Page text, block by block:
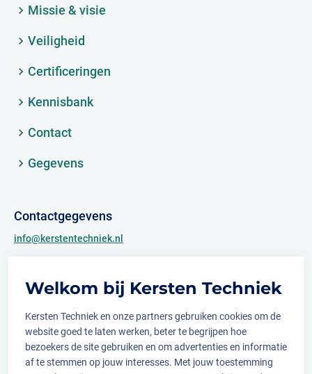
Welkom bij Kersten Techniek
Kersten Techniek en onze partners gebruiken cookies om de
website goed te laten werken, beter te begrijpen hoe
bezoekers de site gebruiken en om advertenties en informatie
af te stemmen op jouw interesses. Met jouw toestemming
Missie & visie
Veiligheid
Certificeringen
Kennisbank
Contact
Gegevens
Contactgegevens
info@kerstentechniek.nl
Archimedesweg 2
Volg ons op